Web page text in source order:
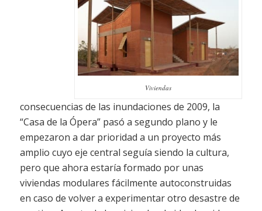
Viviendas
consecuencias de las inundaciones de 2009, la
“Casa de la Ópera” pasó a segundo plano y le
empezaron a dar prioridad a un proyecto más
amplio cuyo eje central seguía siendo la cultura,
pero que ahora estaría formado por unas
viviendas modulares fácilmente autoconstruidas
en caso de volver a experimentar otro desastre de